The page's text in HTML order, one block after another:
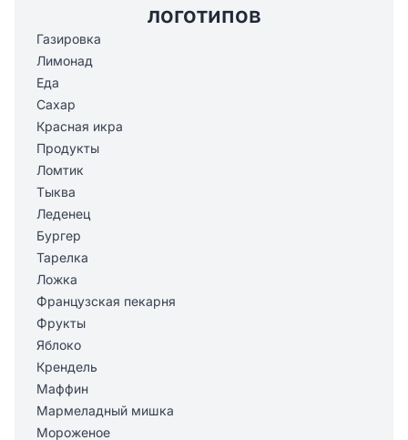
логотипов
Газировка
Лимонад
Еда
Сахар
Красная икра
Продукты
Ломтик
Тыква
Леденец
Бургер
Тарелка
Ложка
Французская пекарня
Фрукты
Яблоко
Крендель
Маффин
Мармеладный мишка
Мороженое